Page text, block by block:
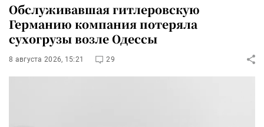
Обслуживавшая гитлеровскую
Германию компания потеряла
сухогрузы возле Одессы
8 августа 2026, 15:21 29